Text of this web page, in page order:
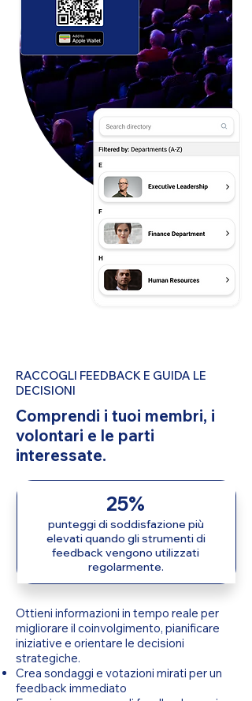
RACCOGLI FEEDBACK E GUIDA LE
DECISIONI
Comprendi i tuoi membri, i
volontari e le parti
interessate.
25%
punteggi di soddisfazione più
elevati quando gli strumenti di
feedback vengono utilizzati
regolarmente.
Ottieni informazioni in tempo reale per
migliorare il coinvolgimento, pianificare
iniziative e orientare le decisioni
strategiche.
Crea sondaggi e votazioni mirati per un
feedback immediato